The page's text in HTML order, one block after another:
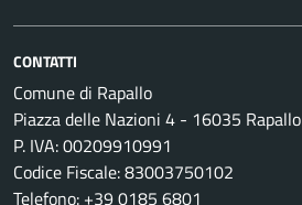
CONTATTI
Comune di Rapallo
Piazza delle Nazioni 4 - 16035 Rapallo
P. IVA: 00209910991
Codice Fiscale: 83003750102
Telefono: +39 0185 6801